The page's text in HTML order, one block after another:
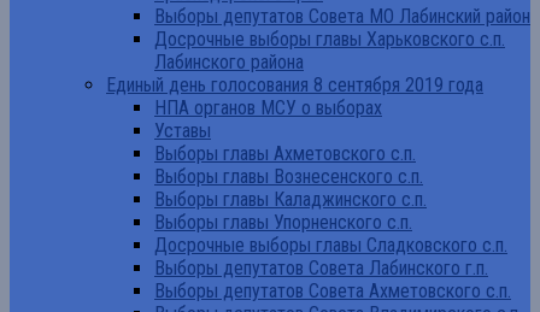
Выборы депутатов Совета МО Лабинский район
Досрочные выборы главы Харьковского с.п.
Лабинского района
Единый день голосования 8 сентября 2019 года
НПА органов МСУ о выборах
Уставы
Выборы главы Ахметовского с.п.
Выборы главы Вознесенского с.п.
Выборы главы Каладжинского с.п.
Выборы главы Упорненского с.п.
Досрочные выборы главы Сладковского с.п.
Выборы депутатов Совета Лабинского г.п.
Выборы депутатов Совета Ахметовского с.п.